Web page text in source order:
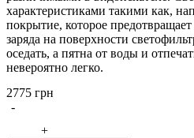
характеристиками такими как,
покрытие, которое
заряда на поверхности
оседать, а пятна от воды и
невероятно легко.
Светофильтры Marumi EXUS
двухстороннее просветление,
лучи, и улучшающее при этом
2775 грн
-
+